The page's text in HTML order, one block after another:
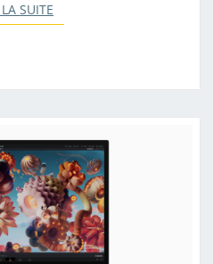
C
N
U
D
A
N
S
F
SUITE